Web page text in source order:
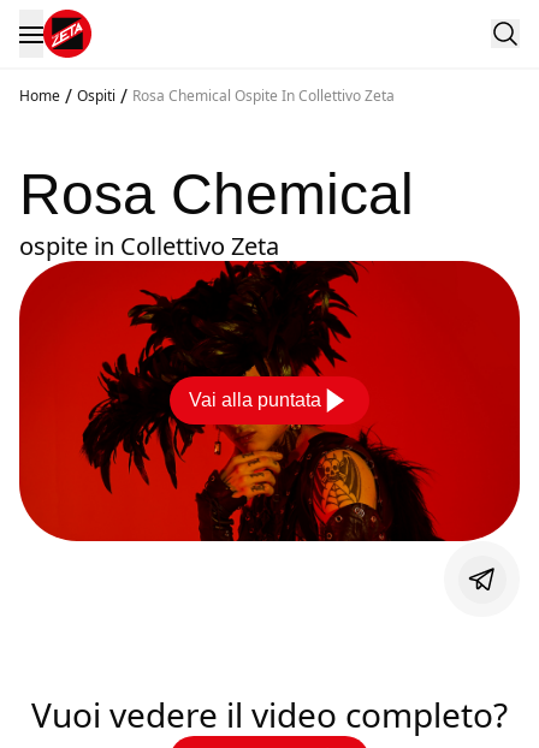
Home / Ospiti / Rosa Chemical Ospite In Collettivo Zeta
Rosa Chemical
ospite in Collettivo Zeta
Vai alla puntata
Vuoi vedere il video completo?